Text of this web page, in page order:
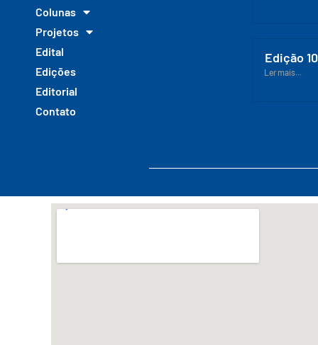
Colunas
Projetos
Edital
Edições
Editorial
Contato
Edição
Ler mais...